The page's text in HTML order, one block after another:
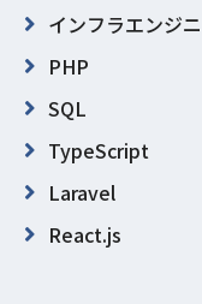
インフラエンジ
PHP
SQL
TypeScript
Laravel
React.js